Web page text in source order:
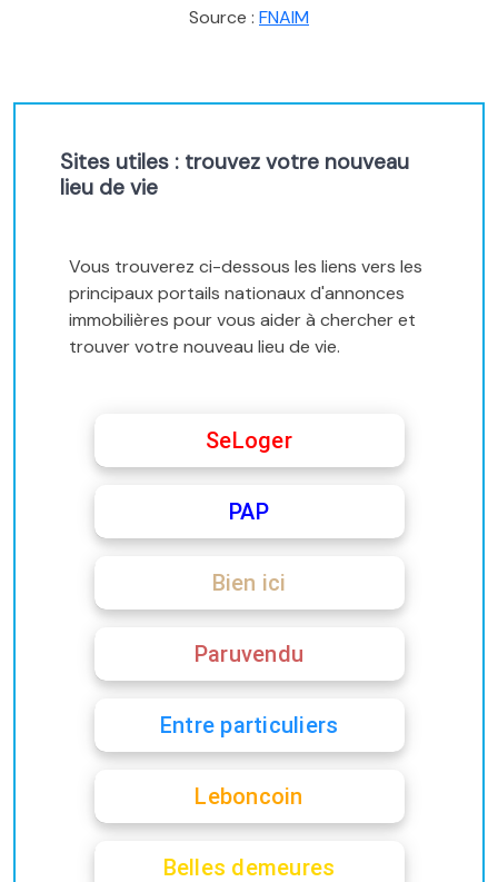
Source : FNAIM
Sites utiles : trouvez votre nouveau
lieu de vie
Vous trouverez ci-dessous les liens vers les
principaux portails nationaux d'annonces
immobilières pour vous aider à chercher et
trouver votre nouveau lieu de vie.
SeLoger
PAP
Bien ici
Paruvendu
Entre particuliers
Leboncoin
Belles demeures